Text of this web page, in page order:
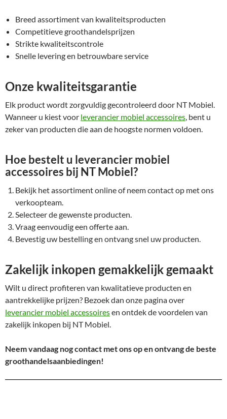
Breed assortiment van kwaliteitsproducten
Competitieve groothandelsprijzen
Strikte kwaliteitscontrole
Snelle levering en betrouwbare service
Onze kwaliteitsgarantie
Elk product wordt zorgvuldig gecontroleerd door NT Mobiel.
Wanneer u kiest voor leverancier mobiel accessoires, bent u
zeker van producten die aan de hoogste normen voldoen.
Hoe bestelt u leverancier mobiel
accessoires bij NT Mobiel?
Bekijk het assortiment online of neem contact op met ons
verkoopteam.
Selecteer de gewenste producten.
Vraag eenvoudig een offerte aan.
Bevestig uw bestelling en ontvang snel uw producten.
Zakelijk inkopen gemakkelijk gemaakt
Wilt u direct profiteren van kwalitatieve producten en
aantrekkelijke prijzen? Bezoek dan onze pagina over
leverancier mobiel accessoiresen ontdek de voordelen van
zakelijk inkopen bij NT Mobiel.
Neem vandaag nog contact met ons op en ontvang de beste
groothandelsaanbiedingen!